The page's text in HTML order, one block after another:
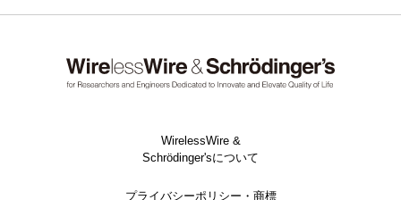
WirelessWire &
Schrödinger'sについて
プライバシーポリシー・商標